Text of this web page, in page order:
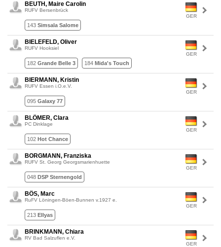
GER
BEUTH, Maire Carolin
RUFV Bersenbrück
143 Simsala Salome
GER
BIELEFELD, Oliver
RUFV Hooksiel
182 Grande Belle 3 184 Mida's Touch
GER
BIERMANN, Kristin
RUFV Essen i.O.e.V.
095 Galaxy 77
GER
BLÖMER, Clara
PC Dinklage
102 Hot Chance
GER
BORGMANN, Franziska
RUFV St. Georg Georgsmarienhuette
048 DSP Sternengold
GER
BÖS, Marc
RuFV Löningen-Böen-Bunnen v.1927 e.
213 Ellyas
GER
BRINKMANN, Chiara
RV Bad Salzuflen e.V.